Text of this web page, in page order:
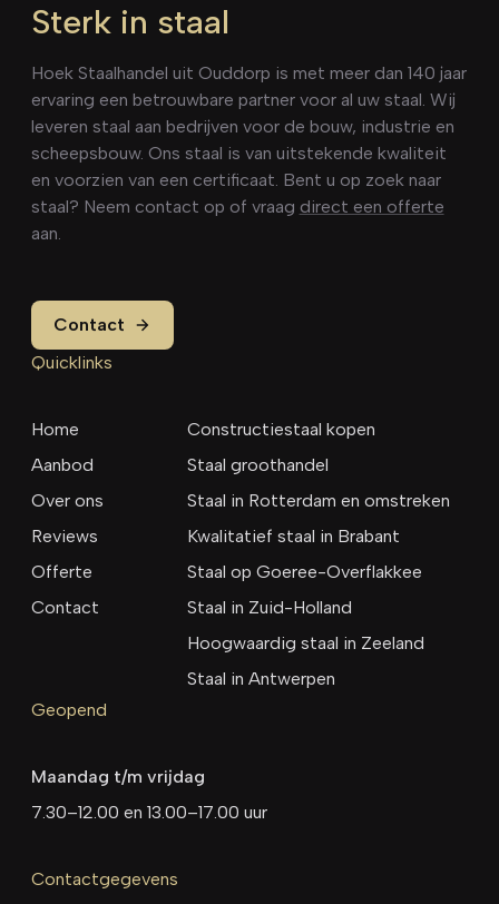
Sterk in staal
Hoek Staalhandel uit Ouddorp is met meer dan 140 jaar
ervaring een betrouwbare partner voor al uw staal. Wij
leveren staal aan bedrijven voor de bouw, industrie en
scheepsbouw. Ons staal is van uitstekende kwaliteit
en voorzien van een certificaat. Bent u op zoek naar
staal? Neem contact op of vraag direct een offerte
aan.
Contact
Quicklinks
Home
Aanbod
Over ons
Reviews
Offerte
Contact
Constructiestaal kopen
Staal groothandel
Staal in Rotterdam en omstreken
Kwalitatief staal in Brabant
Staal op Goeree-Overflakkee
Staal in Zuid-Holland
Hoogwaardig staal in Zeeland
Staal in Antwerpen
Geopend
Maandag t/m vrijdag
7.30–12.00 en 13.00–17.00 uur
Contactgegevens